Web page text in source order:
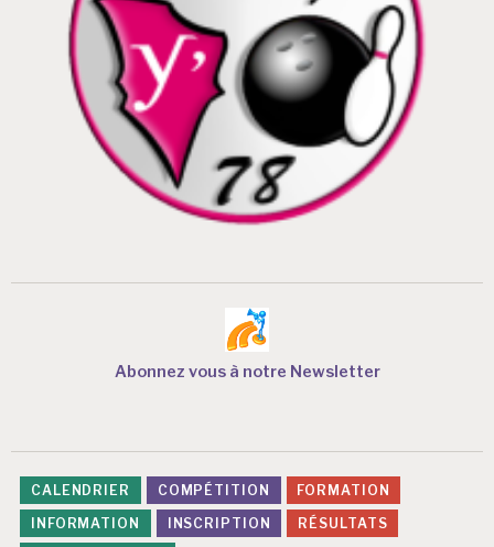
Abonnez vous à notre Newsletter
CALENDRIER COMPÉTITION
FORMATION
INFORMATION
INSCRIPTION
RÉSULTATS